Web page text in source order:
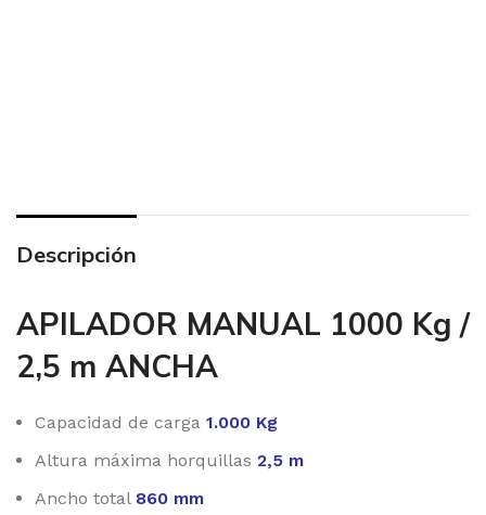
Descripción
APILADOR MANUAL 1000 Kg /
2,5 m ANCHA
Capacidad de carga 1.000 Kg
Altura máxima horquillas 2,5 m
Ancho total 860 mm